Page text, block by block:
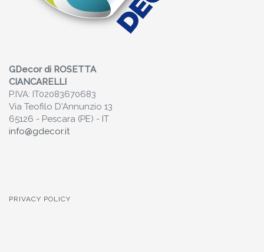
GDecor di ROSETTA
CIANCARELLI
P.IVA: IT02083670683
Via Teofilo D'Annunzio 13
65126 - Pescara (PE) - IT
info@gdecor.it
PRIVACY POLICY